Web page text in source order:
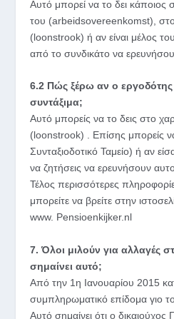
Αυτό μπορεί να το δει κάποιος
του (arbeidsovereenkomst), στο
(loonstrook) ή αν είναι μέλος
από το συνδικάτο να
6.2 Πώς ξέρω αν ο
συντάξιμα;
Αυτό μπορείς να το δεις στο
(loonstrook) . Eπίσης μπορείς
Συνταξιοδοτικό Ταμείο) ή αν
να ζητήσεις να ερευνήσουν
Τέλος περισσότερες
μπορείτε να βρείτε στην
www. Pensioenkijker.nl
7. Όλοι μιλούν για αλλαγές
σημαίνει αυτό;
Από την 1η Ιανουαρίου 2015
συμπληρωματικό επίδομα γιο το
Αυτό σημαίνει ότι ο